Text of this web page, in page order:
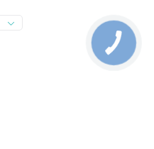
КНОПКА
ЗВ'ЯЗКУ